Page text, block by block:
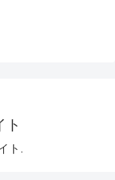
ト
ト.